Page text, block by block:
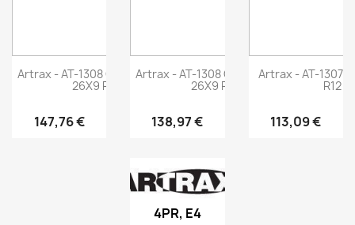
Artrax - AT-1308 Countrax Radial -
26X9 R14 52N
147,76 €
Artrax - AT-1308 Countrax Radial -
26X9 R12 52N
138,97 €
Artrax - AT-1307
R12
113,09 €
4PR, E4